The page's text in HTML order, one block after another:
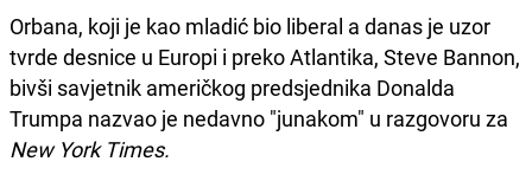
Orbana, koji je kao mladić bio liberal a danas je uzor
tvrde desnice u Europi i preko Atlantika, Steve Bannon,
bivši savjetnik američkog predsjednika Donalda
Trumpa nazvao je nedavno "junakom" u razgovoru za
New York Times.